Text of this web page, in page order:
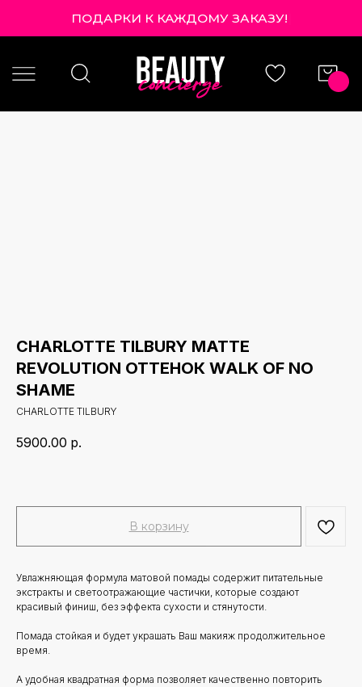
ПОДАРКИ К КАЖДОМУ ЗАКАЗУ!|
CHARLOTTE TILBURY MATTE
REVOLUTION ОТТЕНОК WALK OF NO
SHAME
CHARLOTTE TILBURY
5900.00 р.
В корзину
Увлажняющая формула матовой помады содержит питательные
экстракты и светоотражающие частички, которые создают
красивый финиш, без эффекта сухости и стянутости.
Помада стойкая и будет украшать Ваш макияж продолжительное
время.
А удобная квадратная форма позволяет качественно повторить